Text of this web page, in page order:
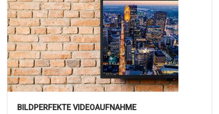
BILDPERFEKTE VIDEOAUFNAHME